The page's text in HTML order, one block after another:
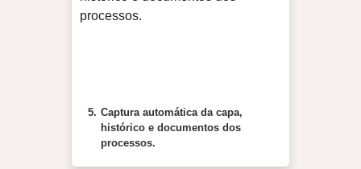
5. Captura automática da capa,
histórico e documentos dos
processos.